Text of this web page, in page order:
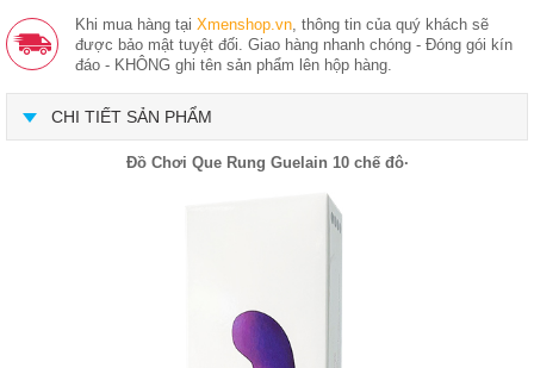
Khi mua hàng tại Xmenshop.vn, thông tin của quý khách sẽ
được bảo mật tuyệt đối. Giao hàng nhanh chóng - Đóng gói kín
đáo - KHÔNG ghi tên sản phẩm lên hộp hàng.
CHI TIẾT SẢN PHẨM
Đồ Chơi Que Rung Guelain 10 chế đô·​